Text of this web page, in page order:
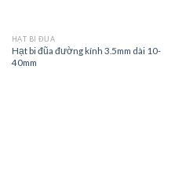
HẠT BI ĐŨA
Hạt bi đũa đường kính 3.5mm dài 10-
40mm